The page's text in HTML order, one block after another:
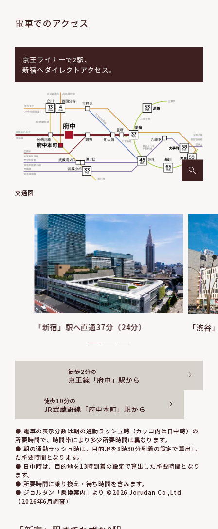
２回目以降パスワード不要でログイン可能
初回ログインが完了すると、閲覧用のメールが届きます。
● URLをブックマークしていただくと次回以降スムーズです。
電車でのアクセス
京王ライナーで2駅、
新宿へダイレクトアクセス。
交通図
「新宿」駅へ直通37分（24分） 「渋谷
徒歩2分の
京王線「府中」駅から
徒歩10分の
JR武蔵野線「府中本町」駅から
● 電車の表示分数は朝の通勤ラッシュ時（カッコ内は日中時）の
所要時間で、時間帯により多少所要時間は異なります。
● 朝の通勤ラッシュ時は、目的地を8時30分到着の設定で算出し
た所要時間となります。
● 日中時は、目的地を13時到着の設定で算出した所要時間となり
ます。
● 所要時間に乗り換え・待ち時間を含みます。
● ジョルダン「乗換案内」より ©2026 Jorudan Co.,Ltd.
（2026年6月調査）